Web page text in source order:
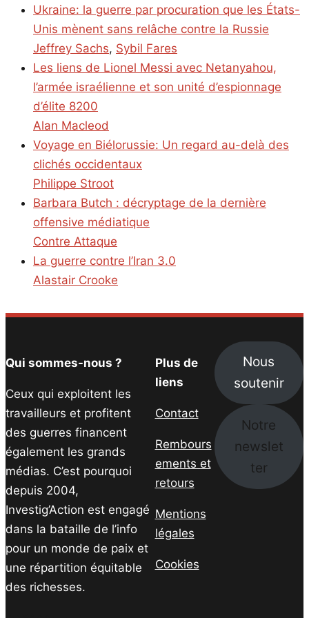
Ukraine: la guerre par procuration que les États-
Unis mènent sans relâche contre la Russie
Jeffrey Sachs, Sybil Fares
Les liens de Lionel Messi avec Netanyahou,
l’armée israélienne et son unité d’espionnage
d’élite 8200
Alan Macleod
Voyage en Biélorussie: Un regard au-delà des
clichés occidentaux
Philippe Stroot
Barbara Butch : décryptage de la dernière
offensive médiatique
Contre Attaque
La guerre contre l’Iran 3.0
Alastair Crooke
Qui sommes-nous ?
Ceux qui exploitent les
travailleurs et profitent
des guerres financent
également les grands
médias. C’est pourquoi
depuis 2004,
Investig’Action est engagé
dans la bataille de l’info
pour un monde de paix et
une répartition équitable
des richesses.
Plus de
liens
Contact
Rembours
ements et
retours
Mentions
légales
Cookies
Nous
soutenir
Notre
newslet
ter